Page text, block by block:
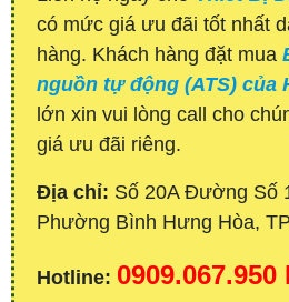
có mức giá ưu đãi tốt nhất
hàng. Khách hàng đặt mua
nguồn tự động (ATS) của
lớn xin vui lòng call cho
giá ưu đãi riêng.
Địa chỉ: Số 20A Đường Số
Phường Bình Hưng Hòa,
Hotline: 0909.067.950